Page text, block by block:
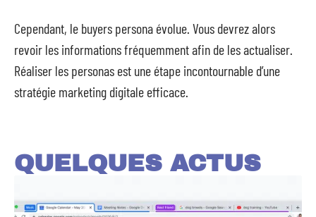
Cependant, le buyers persona évolue. Vous devrez alors
revoir les informations fréquemment afin de les actualiser.
Réaliser les personas est une étape incontournable d’une
stratégie marketing digitale efficace.
QUELQUES ACTUS